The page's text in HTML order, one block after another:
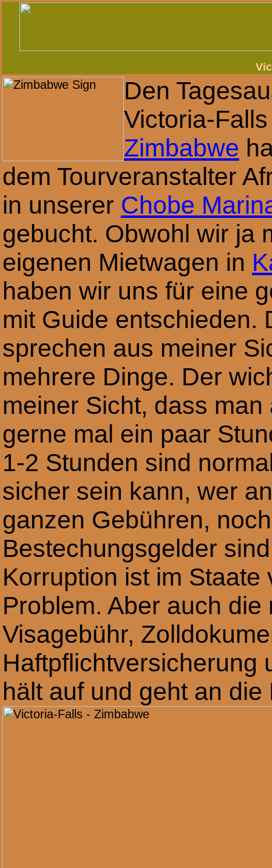
Den
Victoria-
Zimbabwe
dem Tourveranstalter
in unserer Chobe
gebucht. Obwohl wir ja
eigenen Mietwagen in
haben wir uns für eine
mit Guide entschieden.
sprechen aus meiner
mehrere Dinge. Der
meiner Sicht, dass
gerne mal ein paar
1-2 Stunden sind
sicher sein kann, wer
ganzen Gebühren,
Bestechungsgelder
Korruption ist im
Problem. Aber auch
Visagebühr,
Haftpflichtversicherung
hält auf und geht an die